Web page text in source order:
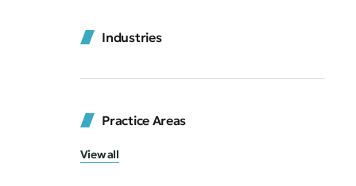
Industries
Practice Areas
View all